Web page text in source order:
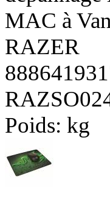
MAC à
RAZER
Poids: kg